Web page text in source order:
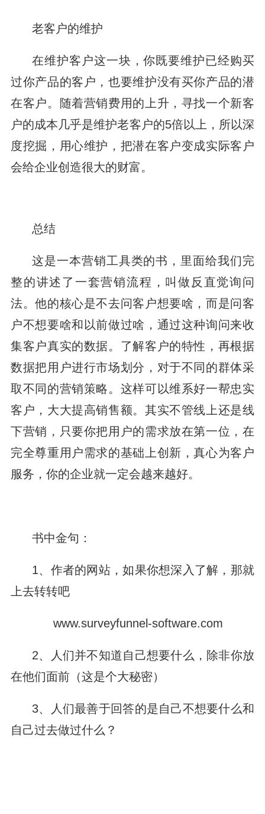
老客户的维护
在维护客户这一块，你既要维护已经购买
过你产品的客户，也要维护没有买你产品的潜
在客户。随着营销费用的上升，寻找一个新客
户的成本几乎是维护老客户的5倍以上，所以深
度挖掘，用心维护，把潜在客户变成实际客户
会给企业创造很大的财富。
总结
这是一本营销工具类的书，里面给我们完
整的讲述了一套营销流程，叫做反直觉询问
法。他的核心是不去问客户想要啥，而是问客
户不想要啥和以前做过啥，通过这种询问来收
集客户真实的数据。了解客户的特性，再根据
数据把用户进行市场划分，对于不同的群体采
取不同的营销策略。这样可以维系好一帮忠实
客户，大大提高销售额。其实不管线上还是线
下营销，只要你把用户的需求放在第一位，在
完全尊重用户需求的基础上创新，真心为客户
服务，你的企业就一定会越来越好。
书中金句：
1、作者的网站，如果你想深入了解，那就
上去转转吧
www.surveyfunnel-software.com
2、人们并不知道自己想要什么，除非你放
在他们面前（这是个大秘密）
3、人们最善于回答的是自己不想要什么和
自己过去做过什么？